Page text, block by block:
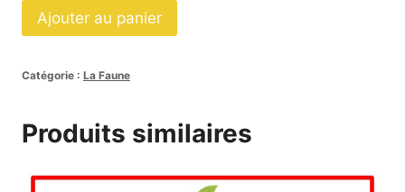
quantité
de
Les
SCRIPT
Ajouter au panier
Catégorie : La Faune
Produits similaires